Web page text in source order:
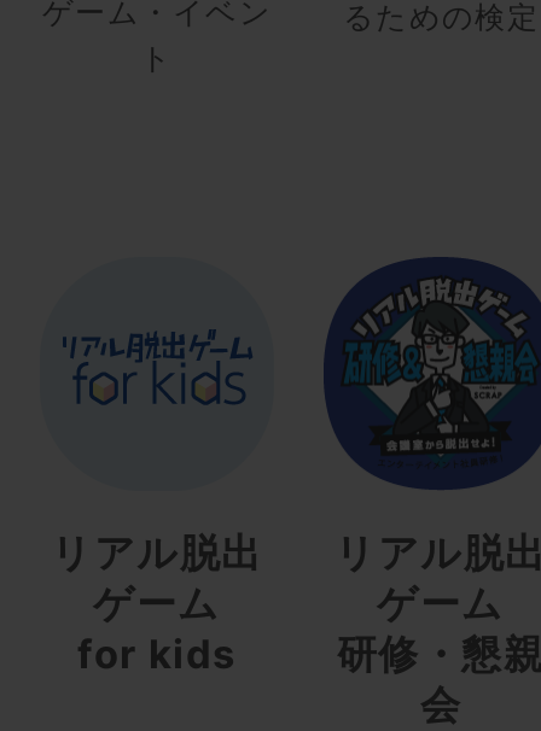
ゲーム・イベン
ト
るための検定
リアル脱出
ゲーム
for kids
リアル脱
ゲーム
研修・懇
会